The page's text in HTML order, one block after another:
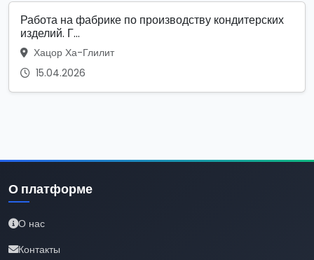
Работа на фабрике по производству кондитерских
изделий. Г...
Хацор Ха-Глилит
15.04.2026
О платформе
О нас
Контакты